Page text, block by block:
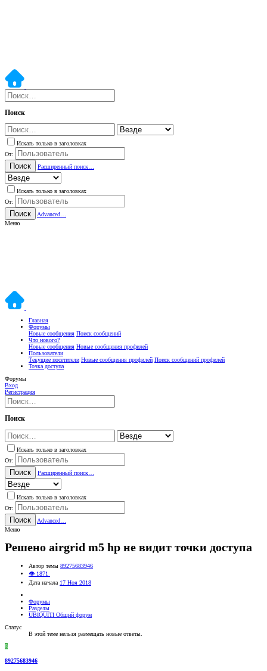
Поиск
Искать только в заголовках
От:
Поиск Расширенный поиск…
Искать только в заголовках
От:
Поиск
Advanced…
Меню
Главная
Форумы
Новые сообщения Поиск сообщений
Что нового?
Новые сообщения Новые сообщения профилей
Пользователи
Текущие посетители Новые сообщения профилей Поиск сообщений профилей
Точка доступа
Форумы
Вход
Регистрация
Поиск
Искать только в заголовках
От:
Поиск Расширенный поиск…
Искать только в заголовках
От:
Поиск
Advanced…
Меню
Решено airgrid m5 hp не видит точки доступа
Автор темы 89275683946
👁 1871
Дата начала 17 Ноя 2018
Форумы
Разделы
UBIQUITI Общий форум
Статус
В этой теме нельзя размещать новые ответы.
8
89275683946